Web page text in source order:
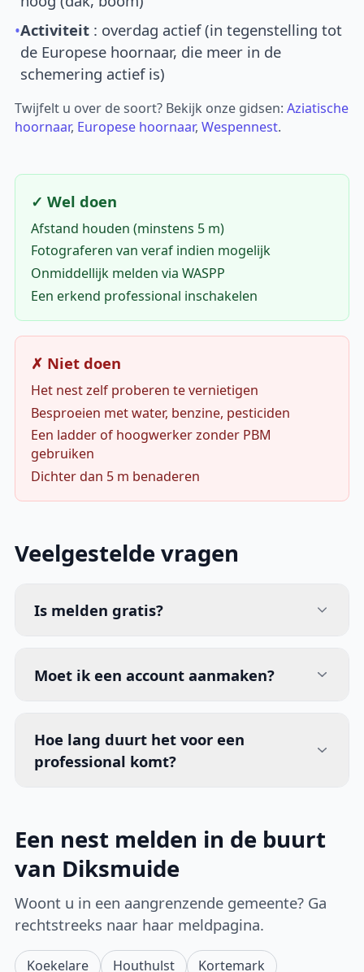
•Activiteit : overdag actief (in tegenstelling tot
de Europese hoornaar, die meer in de
schemering actief is)
Twijfelt u over de soort? Bekijk onze gidsen:Aziatische
hoornaar, Europese hoornaar,Wespennest.
✓ Wel doen
Afstand houden (minstens 5 m)
Fotograferen van veraf indien mogelijk
Onmiddellijk melden via WASPP
Een erkend professional inschakelen
✗ Niet doen
Het nest zelf proberen te vernietigen
Besproeien met water, benzine, pesticiden
Een ladder of hoogwerker zonder PBM
gebruiken
Dichter dan 5 m benaderen
Veelgestelde vragen
Is melden gratis?
Moet ik een account aanmaken?
Hoe lang duurt het voor een
professional komt?
Een nest melden in de buurt
van Diksmuide
Woont u in een aangrenzende gemeente? Ga
rechtstreeks naar haar meldpagina.
Koekelare Houthulst
Kortemark